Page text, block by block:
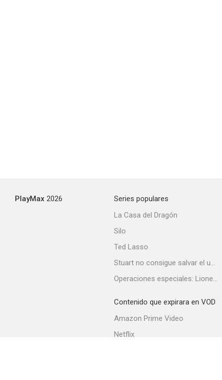
PlayMax 2026
Series populares
La Casa del Dragón
Silo
Ted Lasso
Stuart no consigue salvar el universo
Operaciones especiales: Lioness
Contenido que expirara en VOD
Amazon Prime Video
Netflix